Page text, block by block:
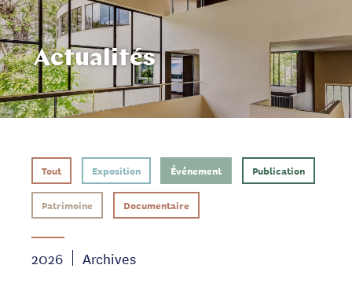
Actualités
Tout Exposition Événement Publication
Patrimoine Documentaire
2026 Archives